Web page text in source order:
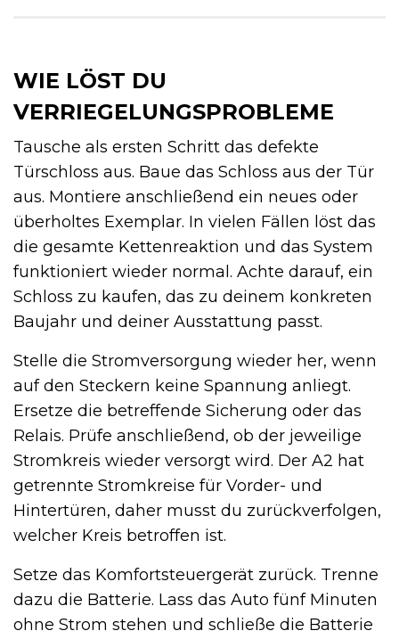
WIE LÖST DU
VERRIEGELUNGSPROBLEME
Tausche als ersten Schritt das defekte
Türschloss aus. Baue das Schloss aus der Tür
aus. Montiere anschließend ein neues oder
überholtes Exemplar. In vielen Fällen löst das
die gesamte Kettenreaktion und das System
funktioniert wieder normal. Achte darauf, ein
Schloss zu kaufen, das zu deinem konkreten
Baujahr und deiner Ausstattung passt.
Stelle die Stromversorgung wieder her, wenn
auf den Steckern keine Spannung anliegt.
Ersetze die betreffende Sicherung oder das
Relais. Prüfe anschließend, ob der jeweilige
Stromkreis wieder versorgt wird. Der A2 hat
getrennte Stromkreise für Vorder- und
Hintertüren, daher musst du zurückverfolgen,
welcher Kreis betroffen ist.
Setze das Komfortsteuergerät zurück. Trenne
dazu die Batterie. Lass das Auto fünf Minuten
ohne Strom stehen und schließe die Batterie